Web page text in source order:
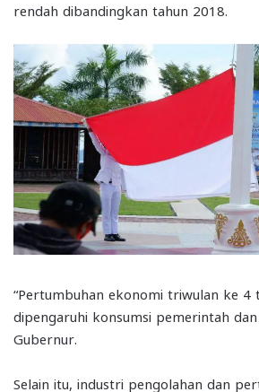
rendah dibandingkan tahun 2018.
“Pertumbuhan ekonomi triwulan ke 4
dipengaruhi konsumsi pemerintah dan
Gubernur.
Selain itu, industri pengolahan dan